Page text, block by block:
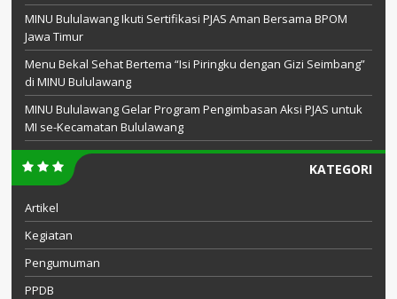
MINU Bululawang Ikuti Sertifikasi PJAS Aman Bersama BPOM
Jawa Timur
Menu Bekal Sehat Bertema “Isi Piringku dengan Gizi Seimbang”
di MINU Bululawang
MINU Bululawang Gelar Program Pengimbasan Aksi PJAS untuk
MI se-Kecamatan Bululawang
KATEGORI
Artikel
Kegiatan
Pengumuman
PPDB